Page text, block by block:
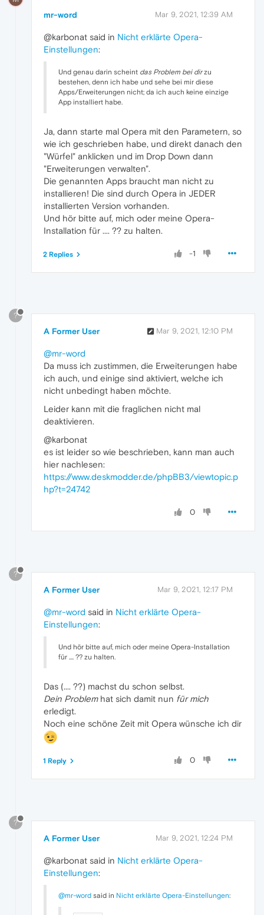
mr-word Mar 9, 2021, 12:39 AM
@karbonat said in Nicht erklärte Opera-
Einstellungen:
Und genau darin scheint das Problem bei dirzu
bestehen, denn ich habe und sehe bei mir diese
Apps/Erweiterungen nicht; da ich auch keine einzige
App installiert habe.
Ja, dann starte mal Opera mit den Parametern, so
wie ich geschrieben habe, und direkt danach den
"Würfel" anklicken und im Drop Down dann
"Erweiterungen verwalten".
Die genannten Apps braucht man nicht zu
installieren! Die sind durch Opera in JEDER
installierten Version vorhanden.
Und hör bitte auf, mich oder meine Opera-
Installation für .... ?? zu halten.
-1
2 Replies
?
A Former User Mar 9, 2021, 12:10 PM
@mr-word
Da muss ich zustimmen, die Erweiterungen habe
ich auch, und einige sind aktiviert, welche ich
nicht unbedingt haben möchte.
Leider kann mit die fraglichen nicht mal
deaktivieren.
@karbonat
es ist leider so wie beschrieben, kann man auch
hier nachlesen:
https://www.deskmodder.de/phpBB3/viewtopic.p
hp?t=24742
0
?
A Former User Mar 9, 2021, 12:17 PM
@mr-word said in Nicht erklärte Opera-
Einstellungen:
Und hör bitte auf, mich oder meine Opera-Installation
für .... ?? zu halten.
Das (.... ??) machst du schon selbst.
Dein Problemhat sich damit nun für mich
erledigt.
Noch eine schöne Zeit mit Opera wünsche ich dir
0
1 Reply
?
A Former User Mar 9, 2021, 12:24 PM
@karbonat said in Nicht erklärte Opera-
Einstellungen:
@mr-word said in Nicht erklärte Opera-Einstellungen: